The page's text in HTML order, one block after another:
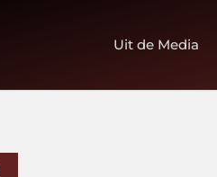
Uit de Media